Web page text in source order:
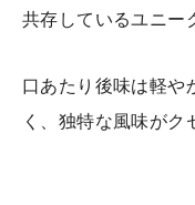
共存しているユニー
口あたり後味は軽や
く、独特な風味がク